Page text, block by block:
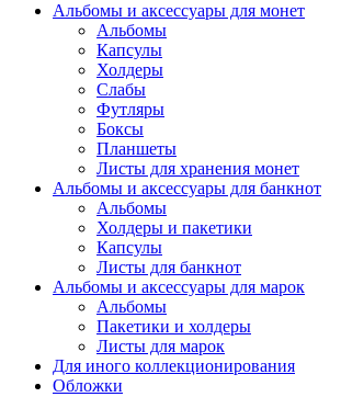
Альбомы и аксессуары для монет
Альбомы
Капсулы
Холдеры
Слабы
Футляры
Боксы
Планшеты
Листы для хранения монет
Альбомы и аксессуары для банкнот
Альбомы
Холдеры и пакетики
Капсулы
Листы для банкнот
Альбомы и аксессуары для марок
Альбомы
Пакетики и холдеры
Листы для марок
Для иного коллекционирования
Обложки